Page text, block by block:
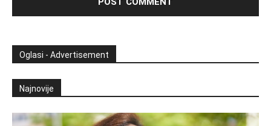
Oglasi - Advertisement
Najnovije